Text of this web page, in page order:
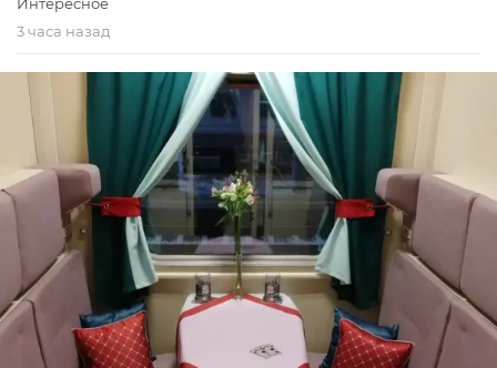
Интересное
3 часа назад